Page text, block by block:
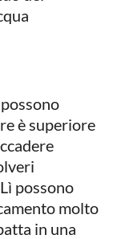
è superiore
possono
molto
in una